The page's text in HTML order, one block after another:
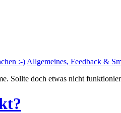
:-)Allgemeines, Feedback &
Sollte doch etwas nicht